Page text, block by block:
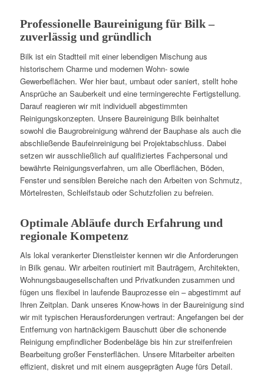
Professionelle Baureinigung für Bilk –
zuverlässig und gründlich
Bilk ist ein Stadtteil mit einer lebendigen Mischung aus
historischem Charme und modernen Wohn- sowie
Gewerbeflächen. Wer hier baut, umbaut oder saniert, stellt hohe
Ansprüche an Sauberkeit und eine termingerechte Fertigstellung.
Darauf reagieren wir mit individuell abgestimmten
Reinigungskonzepten. Unsere Baureinigung Bilk beinhaltet
sowohl die Baugrobreinigung während der Bauphase als auch die
abschließende Baufeinreinigung bei Projektabschluss. Dabei
setzen wir ausschließlich auf qualifiziertes Fachpersonal und
bewährte Reinigungsverfahren, um alle Oberflächen, Böden,
Fenster und sensiblen Bereiche nach den Arbeiten von Schmutz,
Mörtelresten, Schleifstaub oder Schutzfolien zu befreien.
Optimale Abläufe durch Erfahrung und
regionale Kompetenz
Als lokal verankerter Dienstleister kennen wir die Anforderungen
in Bilk genau. Wir arbeiten routiniert mit Bauträgern, Architekten,
Wohnungsbaugesellschaften und Privatkunden zusammen und
fügen uns flexibel in laufende Bauprozesse ein – abgestimmt auf
Ihren Zeitplan. Dank unseres Know-hows in der Baureinigung sind
wir mit typischen Herausforderungen vertraut: Angefangen bei der
Entfernung von hartnäckigem Bauschutt über die schonende
Reinigung empfindlicher Bodenbeläge bis hin zur streifenfreien
Bearbeitung großer Fensterflächen. Unsere Mitarbeiter arbeiten
effizient, diskret und mit einem ausgeprägten Auge fürs Detail.